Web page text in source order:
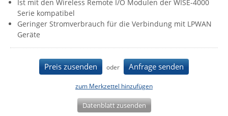
Kerlink
Kramer Electronics
KVM TEC
Legrand
LigoWave
Ist mit den Wireless Remote I/O Modulen der WISE-4000
Serie kompatibel
Geringer Stromverbrauch für die Verbindung mit LPWAN
Geräte
Preis zusenden oder Anfrage senden
zum Merkzettel hinzufügen
Datenblatt zusenden